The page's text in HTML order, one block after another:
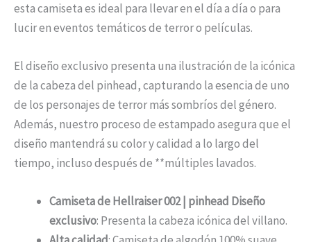
esta camiseta es ideal para llevar en el día a día o para
lucir en eventos temáticos de terror o películas.
El diseño exclusivo presenta una ilustración de la icónica
de la cabeza del pinhead, capturando la esencia de uno
de los personajes de terror más sombríos del género.
Además, nuestro proceso de estampado asegura que el
diseño mantendrá su color y calidad a lo largo del
tiempo, incluso después de **múltiples lavados.
Camiseta de Hellraiser 002 | pinhead Diseño
exclusivo: Presenta la cabeza icónica del villano.